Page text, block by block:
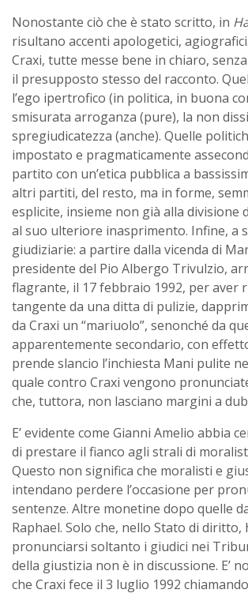
Nonostante ciò che è stato scritto, in
risultano accenti apologetici,
Craxi, tutte messe bene in chiaro,
il presupposto stesso del racconto.
l’ego ipertrofico (in politica, in buona
smisurata arroganza (pure), la non
spregiudicatezza (anche). Quelle
impostato e pragmaticamente
partito con un’etica pubblica a
altri partiti, del resto, ma in forme,
esplicite, insieme non già alla divisione
al suo ulteriore inasprimento. Infine, a
giudiziarie: a partire dalla vicenda di
presidente del Pio Albergo Trivulzio,
flagrante, il 17 febbraio 1992, per aver
tangente da una ditta di pulizie,
da Craxi un “mariuolo”, senonché da
apparentemente secondario, con
prende slancio l’inchiesta Mani pulite
quale contro Craxi vengono
che, tuttora, non lasciano margini a
E’ evidente come Gianni Amelio abbia
di prestare il fianco agli strali di
Questo non significa che moralisti e
intendano perdere l’occasione per
sentenze. Altre monetine dopo quelle
Raphael. Solo che, nello Stato di
pronunciarsi soltanto i giudici nei
della giustizia non è in discussione. E’
che Craxi fece il 3 luglio 1992